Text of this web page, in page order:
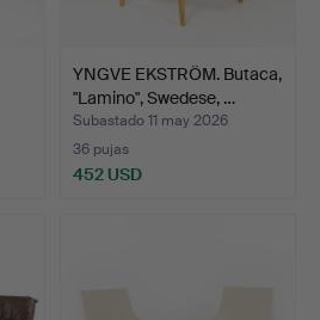
YNGVE EKSTRÖM. Butaca,
"Lamino", Swedese, …
Subastado 11 may 2026
36 pujas
452 USD